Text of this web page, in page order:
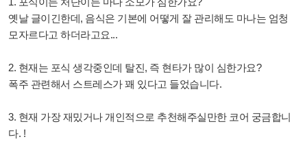
옛날 글이긴한데, 음식은 기본에 어떻게 잘 관리해도 마나는 엄청
모자르다고 하더라고요...
2. 현재는 포식 생각중인데 탈진, 즉 현타가 많이 심한가요?
폭주 관련해서 스트레스가 꽤 있다고 들었습니다.
3. 현재 가장 재밌거나 개인적으로 추천해주실만한 코어 궁금합니
다. !